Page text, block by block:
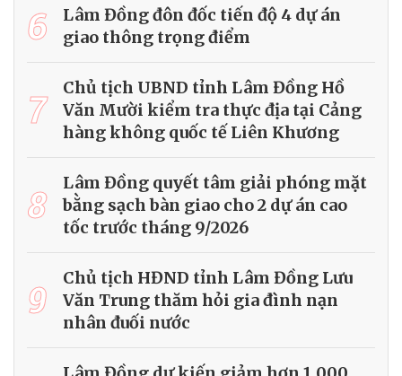
6
Lâm Đồng đôn đốc tiến độ 4 dự án
giao thông trọng điểm
7
Chủ tịch UBND tỉnh Lâm Đồng Hồ
Văn Mười kiểm tra thực địa tại Cảng
hàng không quốc tế Liên Khương
8
Lâm Đồng quyết tâm giải phóng mặt
bằng sạch bàn giao cho 2 dự án cao
tốc trước tháng 9/2026
9
Chủ tịch HĐND tỉnh Lâm Đồng Lưu
Văn Trung thăm hỏi gia đình nạn
nhân đuối nước